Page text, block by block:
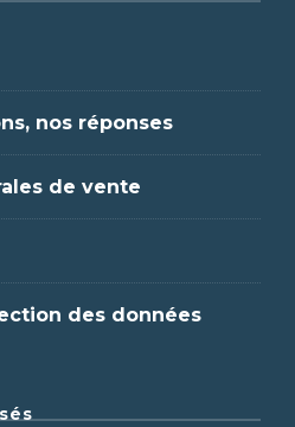
nos réponses
de vente
des données